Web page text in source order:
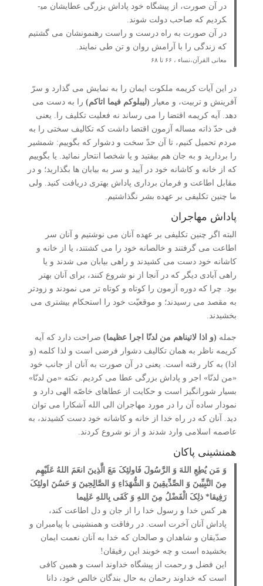
در آن صورت، از پیشگاه خود پاداش بزرگی عطایشان می­
کردیم که صاحب دولت شوند.
در آن صورت به راه درست و راست رهنمونشان می ­گشتیم
که زندگی را با آرامش روان و تن طی نمایند.
معانی القرآن،نساء ، ۶۶ تا ۶۸
در این آیات کریمه ملکوت ایمان را به نمایش می گذارد و سرّ
آفرینش و تربیت، و معیار (لیبلوکم فیما اتاکم)را به دست می
دهد. آیه کریمه اقتضا را می رساند نه فعلیت تکلیف را. یعنی
فی حدّ ذاته مساله آزمون اقتضا داشت که تکالیف سختی را به
مردم تحمیل کنیم، تا آن حدّ سخت و دشوار که بگوییم: شمشیر
را بردارید و به جان هم بیفتید و یا شخصا انتحار نمائید. یا بگوییم
که از خانه و کاشانه خود در آیید و سر به بیابان ها بگذارید؛ و در
مقابل اطاعت و فرمان برداری پاداش بهتری دریافت کنید. ولی
ما چنین تکلیفی بر عهده بشر نگذاشتیم.
پاداش مهاجران
البته اگر چنین تکلیفی بر عهده آنان می نوشتیم و آنان سر
اطاعت می گرفتند و خالصانه خود را می کشتند، یا از خانه و
کاشانه خود دست می کشیدند و راهی بیابان می شدند و یا
راهی آبادی دیگر که در آنجا از نو شروع کنند، برای آنان بهتر
بود. چرا که دوره آزمون را کوتاه و کوتاه تر می نمودند و زودتر
به مقصد می رسیدند؛ و موقعیّت خود را استحکام بیشتری می
بخشیدند.
جمله (و اذا لاتیناهم من لدنّا اجرا عظیما) صراحت دارد که آیه
کریمه ناظر به همان تکالیف دشوار فرضی است و لذا کلمه (و
اذا) به کار رفته است. یعنی در آن صورت به آنان از جانب خود
«من لدنّا» اجر و پاداش بزرگی عطا می کردیم. نکته «من لدنّا»
بسیار شورانگیز است و حکایت از عطاهای خاصّه الهی دارد و
نمودار ساده آن را در مورد مهاجران الی الله آشکارا می توان
دید. آنان که در راه خدا از خانه و کاشانه خود دست کشیدند، به
عاصمه اسلامی وارد شدند و از نو شروع کردند.
همنشینی پاکان
وَ مَن یُطِعِ اللهَ وَ الرَّسُولَ فَاولئِکَ مَعَ الَّذِینَ انعَمَ اللهُ عَلَیْهِم
مِنَ النَّبِیِّینَ وَ الصِّدِّیقِینَ وَ الشُّهَدَاءِ وَ الصَّالِِحِینَ وَ حَسُنَ اولئِکَ
رَفِیقا* ذلِکَ الْفَضْلُ مِنَ اللهِ وَ کَفَی بِاللهِ عَلِیما
هر کس خدا و رسول خدا را از جان و دل اطاعت کند،
پاداش آنان آخرت است. در رفاقت و همنشینی با پیامبران و
صدّیقان و شاهدان و صالحان که خدا به آنان نعمت ایمان
بخشیده است و چه خوبند این رفیقان!
این فضل و رحمت از پیشگاه خداوند است و همین کافی
است که خداوند رحمان به حال بندگان خالص خود، دانا